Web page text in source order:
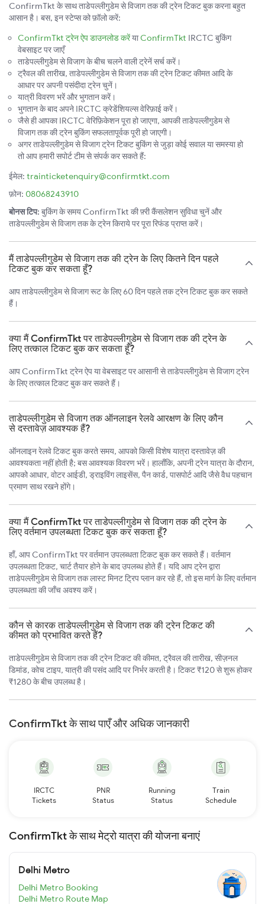
ConfirmTkt के साथ ताडेपल्लीगुडेम से विजाग तक की ट्रेन टिकट बुक करना बहुत
आसान है। बस, इन स्टेप्स को फ़ॉलो करें:
ConfirmTkt ट्रेन ऐप डाउनलोड करेंयाConfirmTkt IRCTC बुकिंग
वेबसाइट पर जाएँ
ताडेपल्लीगुडेम से विजाग के बीच चलने वाली ट्रेनें सर्च करें।
ट्रैवल की तारीख, ताडेपल्लीगुडेम से विजाग तक की ट्रेन टिकट कीमत आदि के
आधार पर अपनी पसंदीदा ट्रेन चुनें।
यात्री विवरण भरें और भुगतान करें।
भुगतान के बाद अपने IRCTC क्रेडेंशियल्स वेरिफ़ाई करें।
जैसे ही आपका IRCTC वेरिफ़िकेशन पूरा हो जाएगा, आपकी ताडेपल्लीगुडेम से
विजाग तक की ट्रेन बुकिंग सफलतापूर्वक पूरी हो जाएगी।
अगर ताडेपल्लीगुडेम से विजाग ट्रेन टिकट बुकिंग से जुड़ा कोई सवाल या समस्या हो
तो आप हमारी सपोर्ट टीम से संपर्क कर सकते हैं:
ईमेल: trainticketenquiry@confirmtkt.com
फ़ोन: 08068243910
बोनस टिप: बुकिंग के समय ConfirmTkt की फ़्री कैंसलेशन सुविधा चुनें और
ताडेपल्लीगुडेम से विजाग तक के ट्रेन किराये पर पूरा रिफंड प्राप्त करें।
मैं ताडेपल्लीगुडेम से विजाग तक की ट्रेन के लिए कितने दिन पहले
टिकट बुक कर सकता हूँ?
आप ताडेपल्लीगुडेम से विजाग रूट के लिए 60 दिन पहले तक ट्रेन टिकट बुक कर सकते
हैं।
क्या मैं ConfirmTkt पर ताडेपल्लीगुडेम से विजाग तक की ट्रेन के
लिए तत्काल टिकट बुक कर सकता हूँ?
आप ConfirmTkt ट्रेन ऐप या वेबसाइट पर आसानी से ताडेपल्लीगुडेम से विजाग ट्रेन
के लिए तत्काल टिकट बुक कर सकते हैं।
ताडेपल्लीगुडेम से विजाग तक ऑनलाइन रेलवे आरक्षण के लिए कौन
से दस्तावेज़ आवश्यक हैं?
ऑनलाइन रेलवे टिकट बुक करते समय, आपको किसी विशेष यात्रा दस्तावेज़ की
आवश्यकता नहीं होती है; बस आवश्यक विवरण भरें। हालाँकि, अपनी ट्रेन यात्रा के दौरान,
आपको आधार, वोटर आईडी, ड्राइविंग लाइसेंस, पैन कार्ड, पासपोर्ट आदि जैसे वैध पहचान
प्रमाण साथ रखने होंगे।
क्या मैं ConfirmTkt पर ताडेपल्लीगुडेम से विजाग तक की ट्रेन के
लिए वर्तमान उपलब्धता टिकट बुक कर सकता हूँ?
हाँ, आप ConfirmTkt पर वर्तमान उपलब्धता टिकट बुक कर सकते हैं। वर्तमान
उपलब्धता टिकट, चार्ट तैयार होने के बाद उपलब्ध होते हैं। यदि आप ट्रेन द्वारा
ताडेपल्लीगुडेम से विजाग तक लास्ट मिनट ट्रिप प्लान कर रहे हैं, तो इस मार्ग के लिए वर्तमान
उपलब्धता की जाँच अवश्य करें।
कौन से कारक ताडेपल्लीगुडेम से विजाग तक की ट्रेन टिकट की
कीमत को प्रभावित करते हैं?
ताडेपल्लीगुडेम से विजाग तक की ट्रेन टिकट की कीमत, ट्रैवल की तारीख, सीज़नल
डिमांड, कोच टाइप, यात्री की पसंद आदि पर निर्भर करती है। टिकट ₹120 से शुरू होकर
₹1280 के बीच उपलब्ध है।
ConfirmTkt के साथ पाएँ और अधिक जानकारी
IRCTC
Tickets
PNR
Status
Running
Status
Train
Schedule
ConfirmTkt के साथ मेट्रो यात्रा की योजना बनाएं
Delhi Metro
Delhi Metro Booking
Delhi Metro Route Map